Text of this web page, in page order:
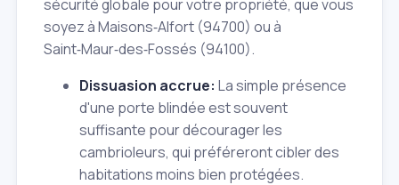
sécurité globale pour votre propriété, que vous
soyez à Maisons‑Alfort (94700) ou à
Saint‑Maur‑des‑Fossés (94100).
Dissuasion accrue: La simple présence
d'une porte blindée est souvent
suffisante pour décourager les
cambrioleurs, qui préféreront cibler des
habitations moins bien protégées.